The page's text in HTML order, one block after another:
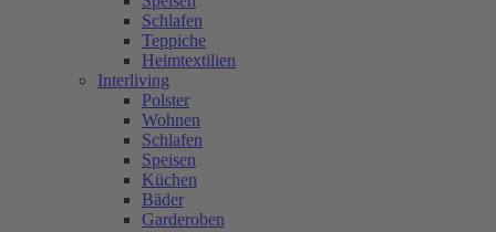
Schlafen
Teppiche
Heimtextilien
Interliving
Polster
Wohnen
Schlafen
Speisen
Küchen
Bäder
Garderoben